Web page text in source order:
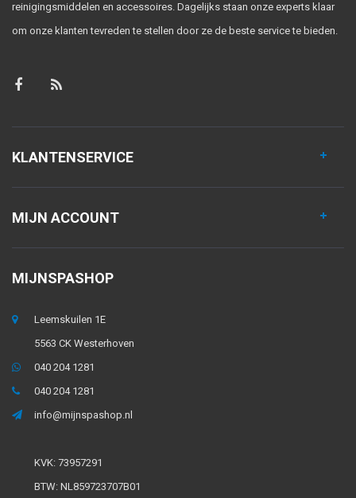
reinigingsmiddelen en accessoires. Dagelijks staan onze experts klaar
om onze klanten tevreden te stellen door ze de beste service te bieden.
KLANTENSERVICE
MIJN ACCOUNT
MIJNSPASHOP
Leemskuilen 1E
5563 CK Westerhoven
040 204 1281
040 204 1281
info@mijnspashop.nl
KVK: 73957291
BTW: NL859723707B01